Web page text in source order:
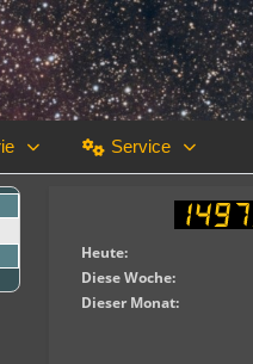
Service
Heute:
Diese Woche:
Dieser Monat: